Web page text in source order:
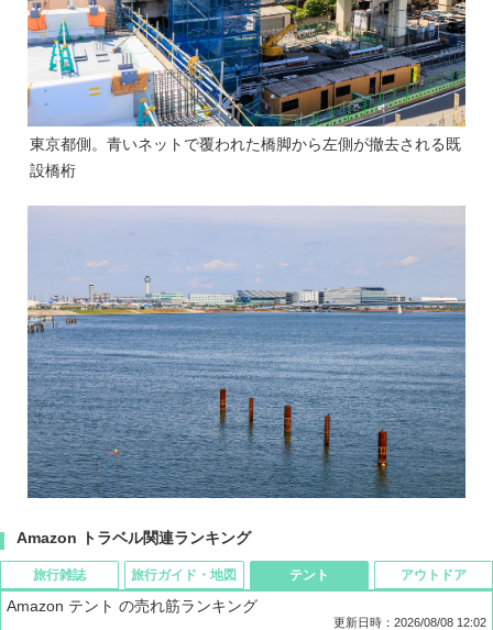
東京都側。青いネットで覆われた橋脚から左側が撤去される既
設橋桁
Amazon トラベル関連ランキング
旅行雑誌 旅行ガイド・地図 テント
Amazon テント の売れ筋ランキング
更新日時：2026/08/08 12:02
アウトドア